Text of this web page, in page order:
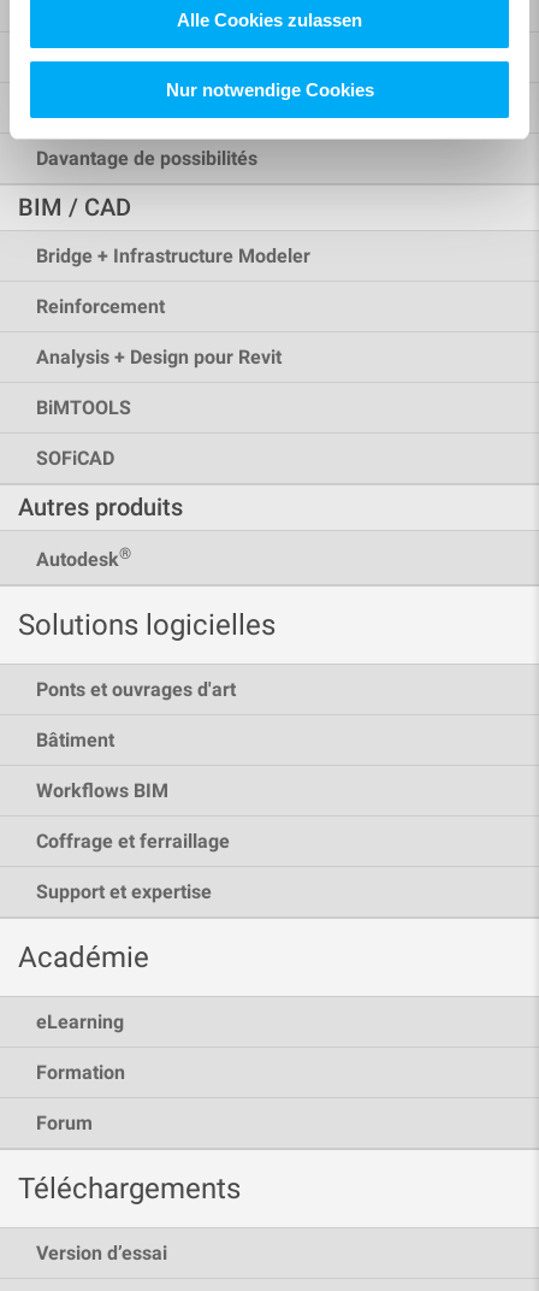
Alle Cookies zulassen
Nur notwendige Cookies
Conception bâtiment
Davantage de possibilités
BIM / CAD
Bridge + Infrastructure Modeler
Reinforcement
Analysis + Design pour Revit
BiMTOOLS
SOFiCAD
Autres produits
Autodesk®
Solutions logicielles
Ponts et ouvrages d'art
Bâtiment
Workflows BIM
Coffrage et ferraillage
Support et expertise
Académie
eLearning
Formation
Forum
Téléchargements
Version d’essai